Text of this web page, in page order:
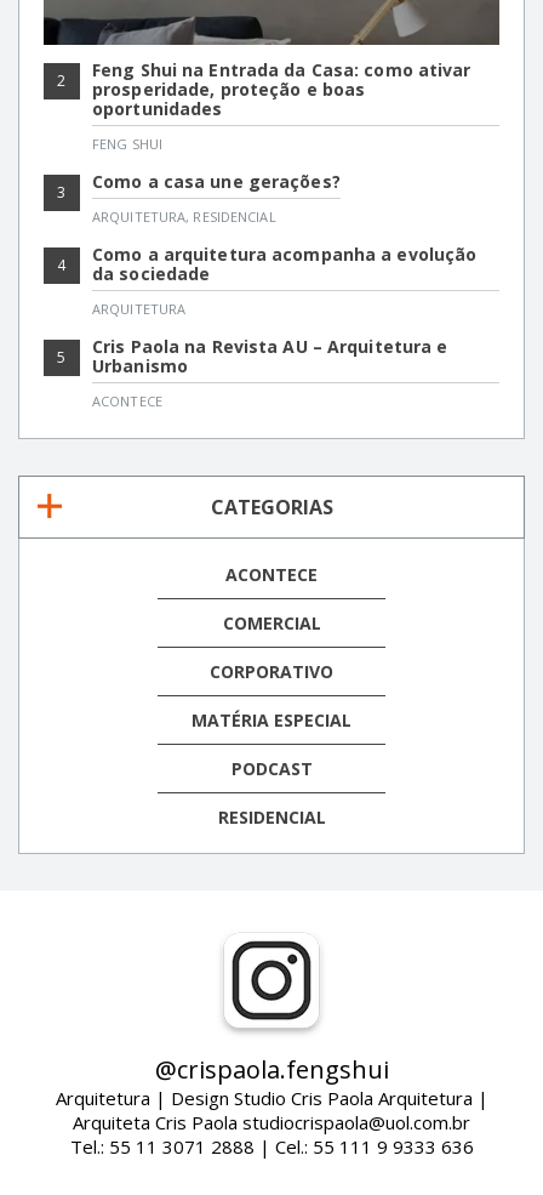
2
Feng Shui na Entrada da Casa: como ativar
prosperidade, proteção e boas
oportunidades
FENG SHUI
3 Como a casa une gerações?
ARQUITETURA, RESIDENCIAL
4
Como a arquitetura acompanha a evolução
da sociedade
ARQUITETURA
5
Cris Paola na Revista AU – Arquitetura e
Urbanismo
ACONTECE
CATEGORIAS
ACONTECE
COMERCIAL
CORPORATIVO
MATÉRIA ESPECIAL
PODCAST
RESIDENCIAL
@crispaola.fengshui
Arquitetura | Design Studio Cris Paola Arquitetura |
Arquiteta Cris Paola studiocrispaola@uol.com.br
Tel.: 55 11 3071 2888 | Cel.: 55 111 9 9333 636